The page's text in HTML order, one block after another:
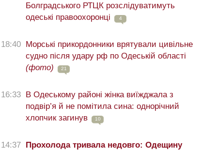
Болградського РТЦК розслідуватимуть
одеські правоохоронці
4
18:40
Морські прикордонники врятували цивільне
судно після удару рф по Одеській області
(фото)
21
16:33
В Одеському районі жінка виїжджала з
подвір’я й не помітила сина: однорічний
хлопчик загинув
10
14:37
Прохолода тривала недовго: Одещину